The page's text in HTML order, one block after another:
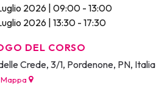
2026 | 09:00 - 13:00
2026 | 13:30 - 17:30
DEL CORSO
Crede, 3/1, Pordenone, PN, Italia